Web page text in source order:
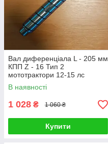
Вал диференціала L - 205 мм
КПП Z - 16 Тип 2
мототрактори 12-15 лс
В наявності
1 028 ₴ 1 060 ₴
Купити